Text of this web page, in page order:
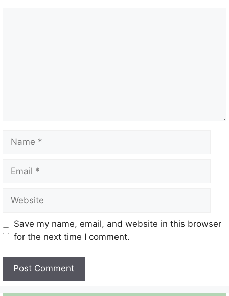
Name
Email
Website
Save my name, email, and website in this browser
for the next time I comment.